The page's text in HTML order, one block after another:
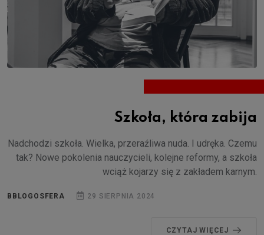
Szkoła, która zabija
Nadchodzi szkoła. Wielka, przeraźliwa nuda. I udręka. Czemu
tak? Nowe pokolenia nauczycieli, kolejne reformy, a szkoła
wciąż kojarzy się z zakładem karnym.
BBLOGOSFERA 29 SIERPNIA 2024
CZYTAJ WIĘCEJ